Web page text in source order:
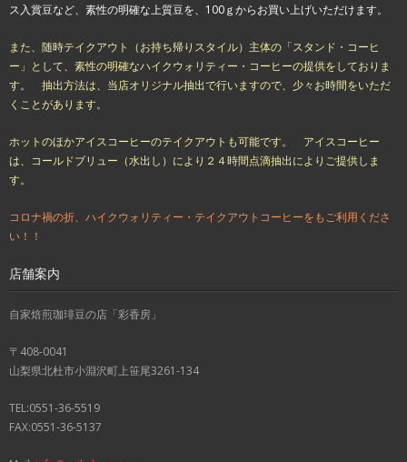
ス入賞豆など、素性の明確な上質豆を、100ｇからお買い上げいただけます。
また、随時テイクアウト（お持ち帰りスタイル）主体の「スタンド・コーヒ
ー」として、素性の明確なハイクウォリティー・コーヒーの提供をしておりま
す。 抽出方法は、当店オリジナル抽出で行いますので、少々お時間をいただ
くことがあります。
ホットのほかアイスコーヒーのテイクアウトも可能です。 アイスコーヒー
は、コールドブリュー（水出し）により２４時間点滴抽出によりご提供しま
す。
コロナ禍の折、ハイクウォリティー・テイクアウトコーヒーをもご利用くださ
い！！
店舗案内
自家焙煎珈琲豆の店「彩香房」
〒408-0041
山梨県北杜市小淵沢町上笹尾3261-134
TEL:0551-36-5519
FAX:0551-36-5137